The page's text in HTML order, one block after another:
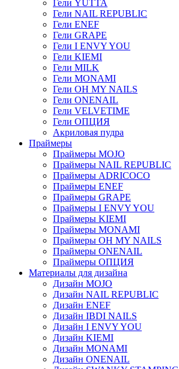
Гели YUTTA
Гели NAIL REPUBLIC
Гели ENEF
Гели GRAPE
Гели I ENVY YOU
Гели KIEMI
Гели MILK
Гели MONAMI
Гели OH MY NAILS
Гели ONENAIL
Гели VELVETIME
Гели ОПЦИЯ
Акриловая пудра
Праймеры
Праймеры MOJO
Праймеры NAIL REPUBLIC
Праймеры ADRICOCO
Праймеры ENEF
Праймеры GRAPE
Праймеры I ENVY YOU
Праймеры KIEMI
Праймеры MONAMI
Праймеры OH MY NAILS
Праймеры ONENAIL
Праймеры ОПЦИЯ
Материалы для дизайна
Дизайн MOJO
Дизайн NAIL REPUBLIC
Дизайн ENEF
Дизайн IBDI NAILS
Дизайн I ENVY YOU
Дизайн KIEMI
Дизайн MONAMI
Дизайн ONENAIL